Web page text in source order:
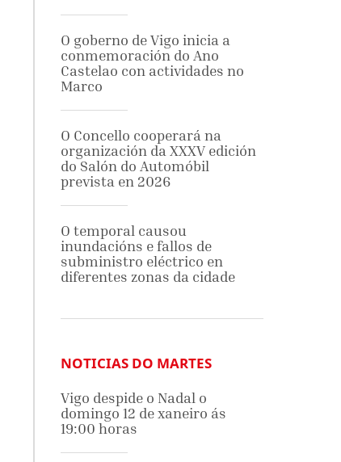
O goberno de Vigo inicia a
conmemoración do Ano
Castelao con actividades no
Marco
O Concello cooperará na
organización da XXXV edición
do Salón do Automóbil
prevista en 2026
O temporal causou
inundacións e fallos de
subministro eléctrico en
diferentes zonas da cidade
NOTICIAS DO MARTES
Vigo despide o Nadal o
domingo 12 de xaneiro ás
19:00 horas